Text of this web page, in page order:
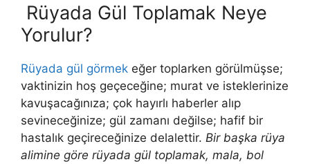
Rüyada Gül Toplamak Neye
Yorulur?
Rüyada gül görmek eğer toplarken görülmüşse;
vaktinizin hoş geçeceğine; murat ve isteklerinize
kavuşacağınıza; çok hayırlı haberler alıp
sevineceğinize; gül zamanı değilse; hafif bir
hastalık geçireceğinize delalettir. Bir başka rüya
alimine göre rüyada gül toplamak, mala, bol